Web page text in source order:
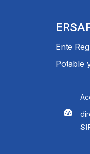
Ente
Potable